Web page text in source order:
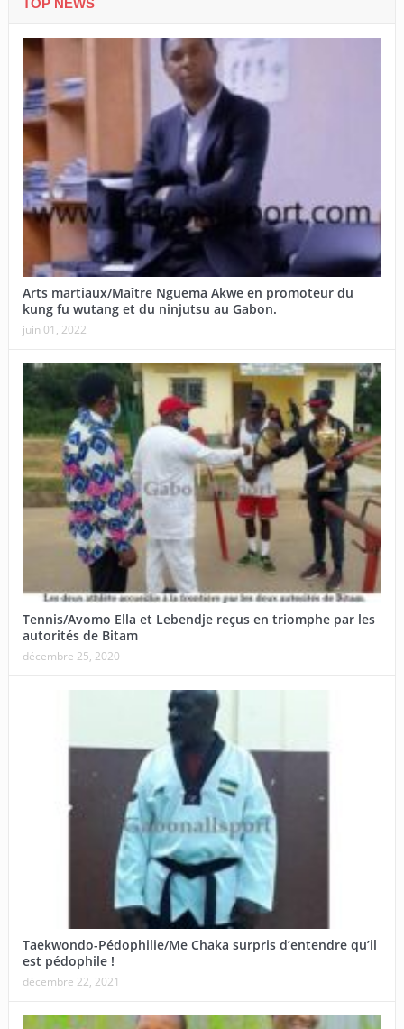
TOP NEWS
Arts martiaux/Maître Nguema Akwe en promoteur du
kung fu wutang et du ninjutsu au Gabon.
juin 01, 2022
Tennis/Avomo Ella et Lebendje reçus en triomphe par les
autorités de Bitam
décembre 25, 2020
Taekwondo-Pédophilie/Me Chaka surpris d’entendre qu’il
est pédophile !
décembre 22, 2021